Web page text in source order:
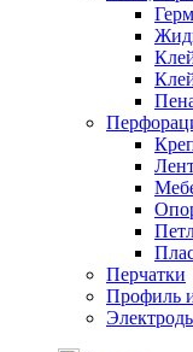
Перчатки
Профиль